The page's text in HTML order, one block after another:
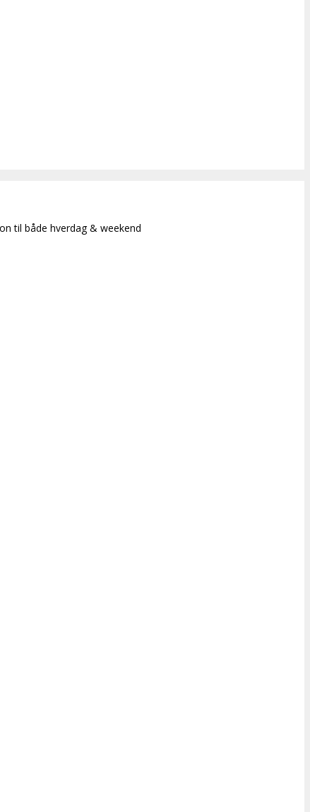
til både hverdag & weekend